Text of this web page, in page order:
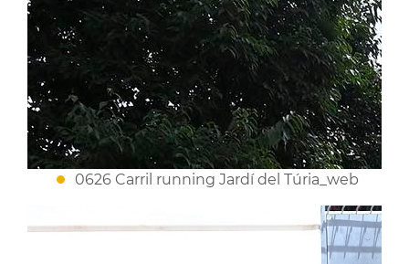
0626 Carril running Jardí del Túria_web